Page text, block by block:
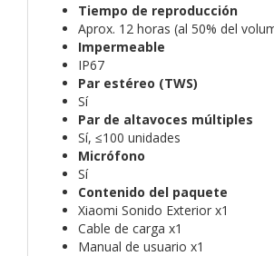
Tiempo de reproducción
Aprox. 12 horas (al 50% del
Impermeable
IP67
Par estéreo (TWS)
Sí
Par de altavoces múltiples
Sí, ≤100 unidades
Micrófono
Sí
Contenido del paquete
Xiaomi Sonido Exterior x1
Cable de carga x1
Manual de usuario x1